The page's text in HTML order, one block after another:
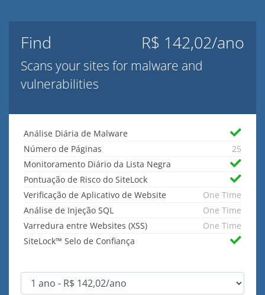
Find R$ 142,02/ano
Scans your sites for malware and
vulnerabilities
Análise Diária de Malware
Número de Páginas
25
Monitoramento Diário da Lista Negra
Pontuação de Risco do SiteLock
Verificação de Aplicativo de Website
One Time
Análise de Injeção SQL
One Time
Varredura entre Websites (XSS)
One Time
SiteLock™ Selo de Confiança